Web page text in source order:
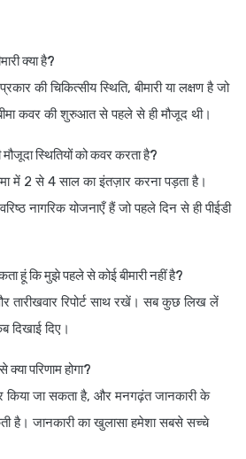
क्या है?
की चिकित्सीय स्थिति, बीमारी या लक्षण है जो
कवर की शुरुआत से पहले से ही मौजूद थी।
मौजूदा स्थितियों को कवर करता है?
में 2 से 4 साल का इंतज़ार करना पड़ता है।
नागरिक योजनाएँ हैं जो पहले दिन से ही पीईडी
हूं कि मुझे पहले से कोई बीमारी नहीं है?
तारीखवार रिपोर्ट साथ रखें। सब कुछ लिख लें
दिखाई दिए।
परिणाम होगा?
किया जा सकता है, और मनगढ़ंत जानकारी के
है। जानकारी का खुलासा हमेशा सबसे सच्चे